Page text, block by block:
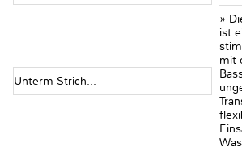
Unterm Strich...
»
ist
mit